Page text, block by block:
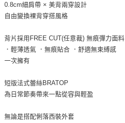
0.8cm細肩帶 × 美背兩穿設計
自由變換裸背穿搭風格
背片採用FREE CUT(任意裁) 無痕彈力面料
．輕薄透氣 ．無痕貼合 ．舒適無束縛感
一次擁有
短版法式蕾絲BRATOP
為日常節奏帶來一點從容與輕盈
無論是搭配俐落西裝外套